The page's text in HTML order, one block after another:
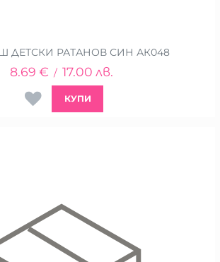
ДЕТСКИ РАТАНОВ СИН АК048
8.69 € / 17.00 лв.
КУПИ